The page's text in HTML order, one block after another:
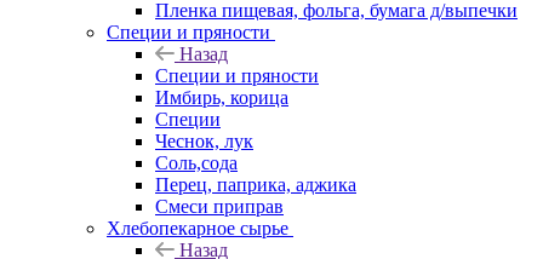
Пленка пищевая, фольга, бумага д/выпечки
Специи и пряности
Назад
Специи и пряности
Имбирь, корица
Специи
Чеснок, лук
Соль,сода
Перец, паприка, аджика
Смеси приправ
Хлебопекарное сырье
Назад